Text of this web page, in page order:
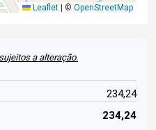
Leaflet © OpenStreetMap
a alteração.
234,24
234,24